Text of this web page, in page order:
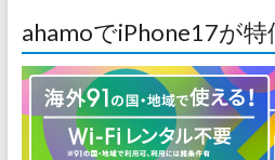
ahamoでiPhone17が特